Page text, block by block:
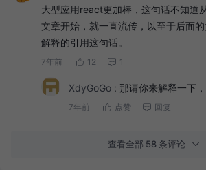
大型应用react更加棒，这句话不知道
文章开始，就一直流传，以至于后面
解释的引用这句话。
7年前 12 1
XdyGoGo : 那请你来解释一下
7年前 点赞 回复
查看全部 58 条评论